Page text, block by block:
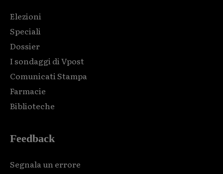
Elezioni
Speciali
Dossier
I sondaggi di Vpost
Comunicati Stampa
Farmacie
Biblioteche
Feedback
Segnala un errore